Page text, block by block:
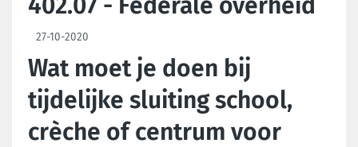
27-10-2020
Wat moet je doen bij
tijdelijke sluiting school,
crèche of centrum voor